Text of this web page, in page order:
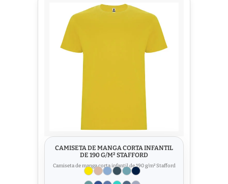
CAMISETA DE MANGA CORTA INFANTIL
DE 190 G/M² STAFFORD
Camiseta de manga corta infantil de 190 g/m² Stafford